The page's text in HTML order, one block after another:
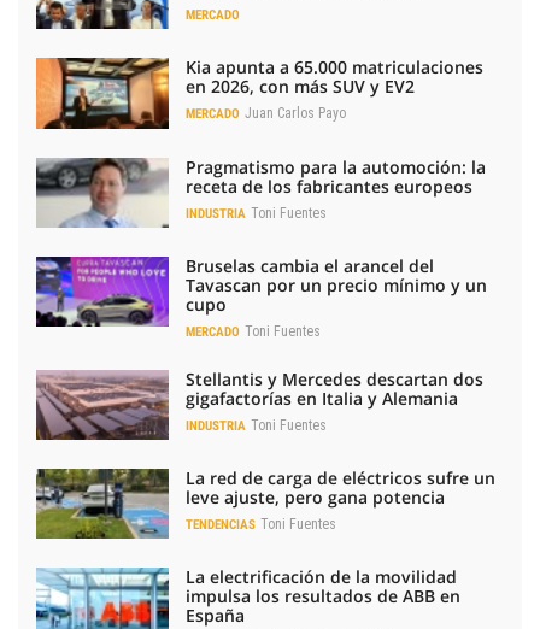
MERCADO
Kia apunta a 65.000 matriculaciones
en 2026, con más SUV y EV2
MERCADO Juan Carlos Payo
Pragmatismo para la automoción: la
receta de los fabricantes europeos
INDUSTRIA Toni Fuentes
Bruselas cambia el arancel del
Tavascan por un precio mínimo y un
cupo
MERCADO Toni Fuentes
Stellantis y Mercedes descartan dos
gigafactorías en Italia y Alemania
INDUSTRIA Toni Fuentes
La red de carga de eléctricos sufre un
leve ajuste, pero gana potencia
TENDENCIAS Toni Fuentes
La electrificación de la movilidad
impulsa los resultados de ABB en
España